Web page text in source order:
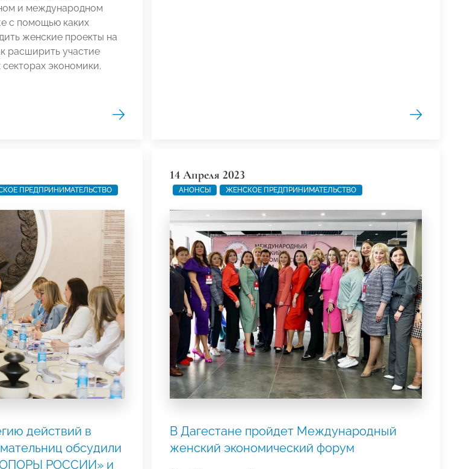
и международном
с помощью каких
женские проекты на
расширить участие
экономики.
ПРЕДПРИНИМАТЕЛЬСТВО
действий в
обсудили
РОССИИ» и
14 Апреля 2023
АНОНСЫ ЖЕНСКОЕ ПРЕДПРИНИМАТЕЛЬСТВО
В Дагестане пройдет Международный
женский экономический форум